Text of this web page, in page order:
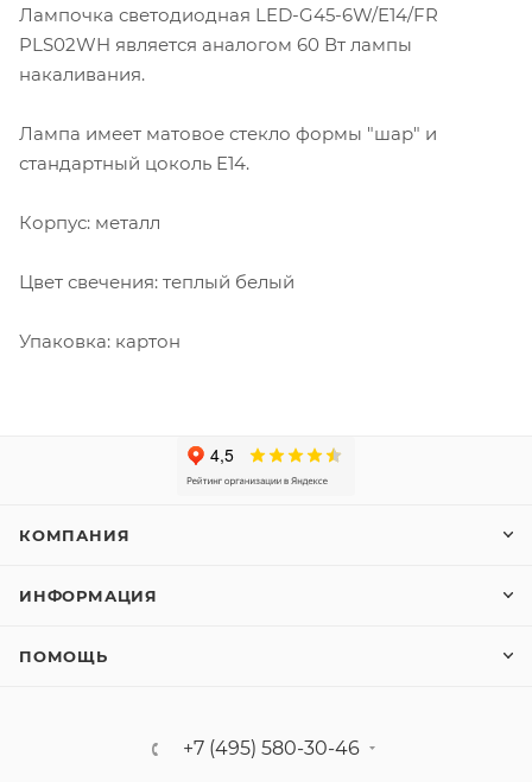
Лампочка светодиодная LED-G45-6W/E14/FR
PLS02WH является аналогом 60 Вт лампы
накаливания.
Лампа имеет матовое стекло формы "шар" и
стандартный цоколь E14.
Корпус: металл
Цвет свечения: теплый белый
Упаковка: картон
КОМПАНИЯ
ИНФОРМАЦИЯ
ПОМОЩЬ
+7 (495) 580-30-46